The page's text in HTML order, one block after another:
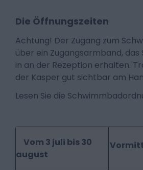
Die Öffnungszeiten
Achtung! Der Zugang zum
über ein Zugangsarmband, das
in an der Rezeption erhalten.
der Kasper gut sichtbar am
Lesen Sie die
Vom 3 juli bis 30
august